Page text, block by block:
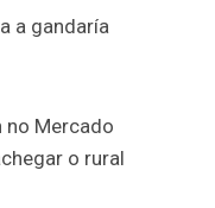
a gandaría
no Mercado
o rural